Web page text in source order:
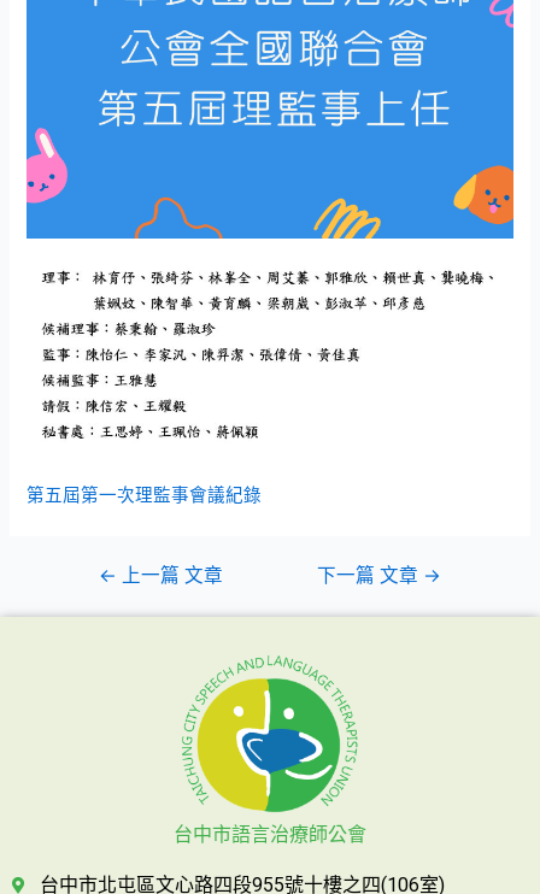
第五屆第一次理監事會議紀錄
← 上一篇 文章 下一篇 文章 →
台中市語言治療師公會
台中市北屯區文心路四段955號十樓之四(106室)